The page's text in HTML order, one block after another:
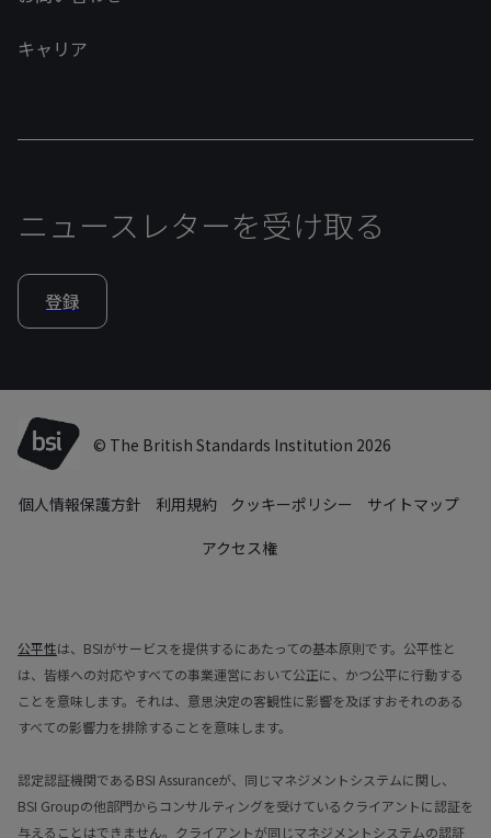
キャリア
ニュースレターを受け取る
登録
© The British Standards Institution 2026
個人情報保護方針 利用規約 クッキーポリシー
サイトマップ
アクセス権
公平性は、BSIがサービスを提供するにあたっての基本原則です。公平性と
は、皆様への対応やすべての事業運営において公正に、かつ公平に行動する
ことを意味します。それは、意思決定の客観性に影響を及ぼすおそれのある
すべての影響力を排除することを意味します。
認定認証機関であるBSI Assuranceが、同じマネジメントシステムに関し、
BSI Groupの他部門からコンサルティングを受けているクライアントに認証を
与えることはできません。クライアントが同じマネジメントシステムの認証